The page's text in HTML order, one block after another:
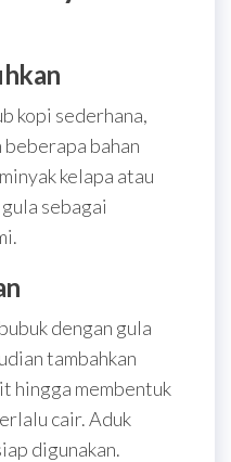
kopi sederhana,
beberapa bahan
kelapa atau
sebagai
dengan gula
tambahkan
hingga membentuk
cair. Aduk
digunakan.